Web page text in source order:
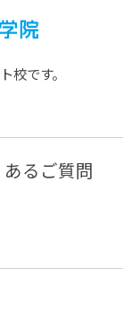
校です。
あるご質問